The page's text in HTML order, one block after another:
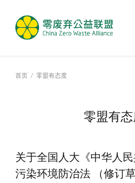
首页 零盟有态度
零盟有
关于全国人大《中华人
污染环境防治法 （修订